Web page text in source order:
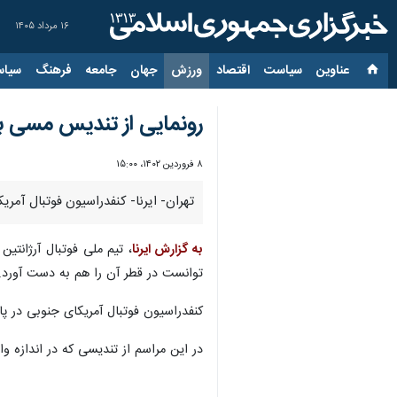
۱۶ مرداد ۱۴۰۵
عناوین‌ سیاست اقتصاد ورزش جهان جامعه فرهنگ
رونمایی از تندیس مسی با
۸ فروردین ۱۴۰۲، ۱۵:۰۰